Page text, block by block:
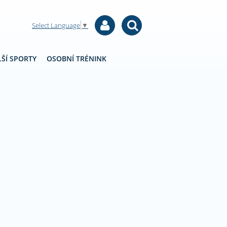
Select Language ▼
SPORTY OSOBNÍ TRÉNINK